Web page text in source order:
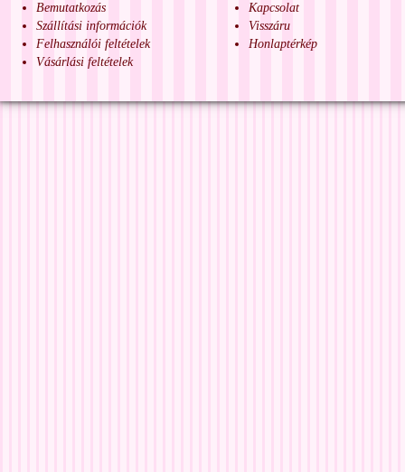
Bemutatkozás
Szállítási információk
Felhasználói feltételek
Vásárlási feltételek
Kapcsolat
Visszáru
Honlaptérkép